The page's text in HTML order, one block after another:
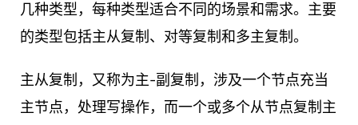
几种类型，每种类型适合不同的场景和需求。主要
的类型包括主从复制、对等复制和多主复制。
主从复制，又称为主-副复制，涉及一个节点充当
主节点，处理写操作，而一个或多个从节点复制主